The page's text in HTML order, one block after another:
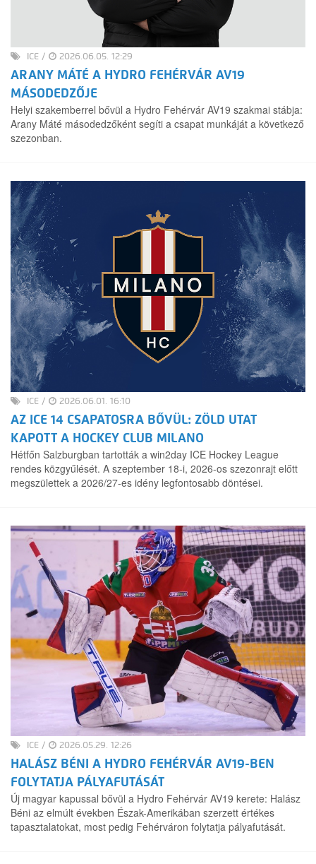
ICE / 2026.06.05. 12:29
ARANY MÁTÉ A HYDRO FEHÉRVÁR AV19
MÁSODEDZŐJE
Helyi szakemberrel bővül a Hydro Fehérvár AV19 szakmai stábja:
Arany Máté másodedzőként segíti a csapat munkáját a következő
szezonban.
ICE / 2026.06.01. 16:10
AZ ICE 14 CSAPATOSRA BŐVÜL: ZÖLD UTAT
KAPOTT A HOCKEY CLUB MILANO
Hétfőn Salzburgban tartották a win2day ICE Hockey League
rendes közgyűlését. A szeptember 18-i, 2026-os szezonrajt előtt
megszülettek a 2026/27-es idény legfontosabb döntései.
ICE / 2026.05.29. 12:26
HALÁSZ BÉNI A HYDRO FEHÉRVÁR AV19-BEN
FOLYTATJA PÁLYAFUTÁSÁT
Új magyar kapussal bővül a Hydro Fehérvár AV19 kerete: Halász
Béni az elmúlt években Észak-Amerikában szerzett értékes
tapasztalatokat, most pedig Fehérváron folytatja pályafutását.